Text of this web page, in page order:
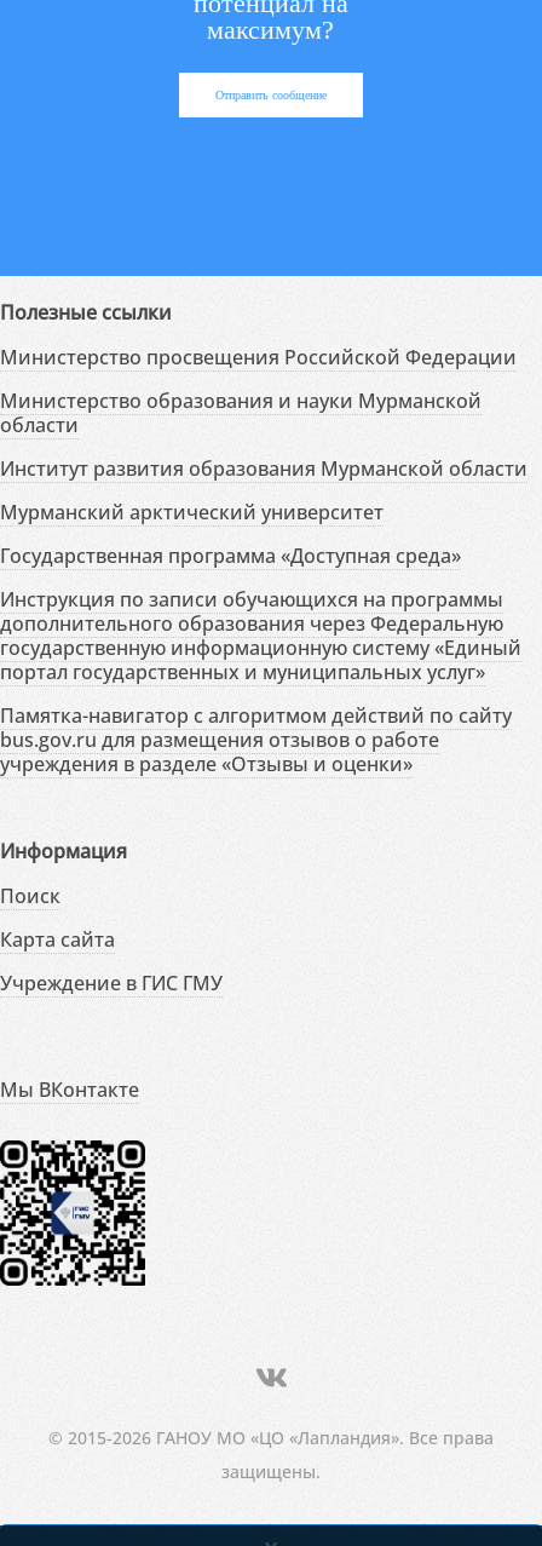
максимум?
Отправить сообщение
Полезные ссылки
Министерство просвещения Российской Федерации
Министерство образования и науки Мурманской
области
Институт развития образования Мурманской области
Мурманский арктический университет
Государственная программа «Доступная среда»
Инструкция по записи обучающихся на программы
дополнительного образования через Федеральную
государственную информационную систему «Единый
портал государственных и муниципальных услуг»
Памятка-навигатор с алгоритмом действий по сайту
bus.gov.ru для размещения отзывов о работе
учреждения в разделе «Отзывы и оценки»
Информация
Поиск
Карта сайта
Учреждение в ГИС ГМУ
Мы ВКонтакте
© 2015-2026 ГАНОУ МО «ЦО «Лапландия». Все права
защищены.